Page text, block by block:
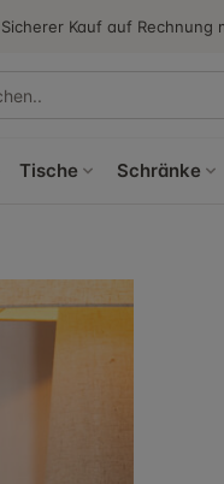
Sicherer Kauf auf Rechnung
Tische Schränke